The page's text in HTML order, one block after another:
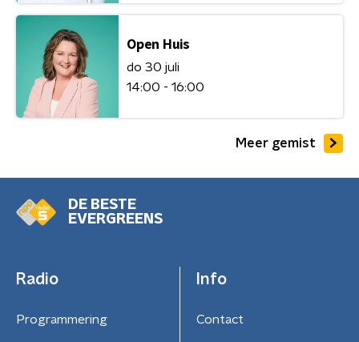
Open Huis
do 30 juli
14:00 - 16:00
Meer gemist
DE BESTE
EVERGREENS
Radio
Programmering
Info
Contact